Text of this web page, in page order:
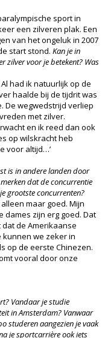
sport in
een zilveren plak. Een
van het ongeluk in 2007
start stond. Kan je in
zilver voor je betekent? Was
had ik natuurlijk op de
haalde bij de tijdrit was
De wegwedstrijd verliep
met zilver.
en ik reed dan ook
op wilskracht heb
voor altijd…’
is in andere landen door
dat de concurrentie
grootste concurrenten?
maar goed. Mijn
dames zijn erg goed. Dat
dat de Amerikaanse
we zeker in
op de eerste Chinezen.
vooral door onze
Vandaar je studie
in Amsterdam? Vanwaar
studeren aangezien je vaak
je sportcarrière ook iets